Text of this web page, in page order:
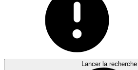
Lancer la recherche